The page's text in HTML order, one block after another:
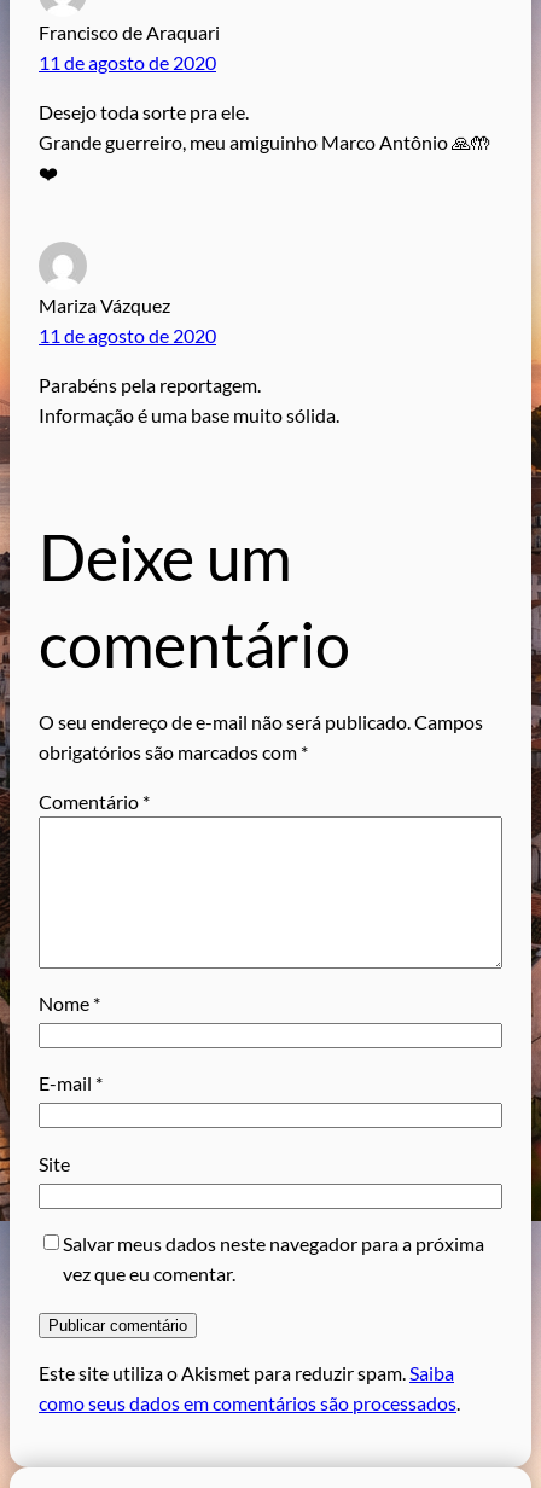
Francisco de Araquari
11 de agosto de 2020
Desejo toda sorte pra ele.
Grande guerreiro, meu amiguinho Marco Antônio 🙏🤲
❤️
Mariza Vázquez
11 de agosto de 2020
Parabéns pela reportagem.
Informação é uma base muito sólida.
Deixe um
comentário
O seu endereço de e-mail não será publicado. Campos
obrigatórios são marcados com *
Comentário *
Nome *
E-mail *
Site
Salvar meus dados neste navegador para a próxima
vez que eu comentar.
Este site utiliza o Akismet para reduzir spam.Saiba
como seus dados em comentários são processados.